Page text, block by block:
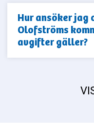
Hur ansöker jag
Olofströms
avgifter gäller?